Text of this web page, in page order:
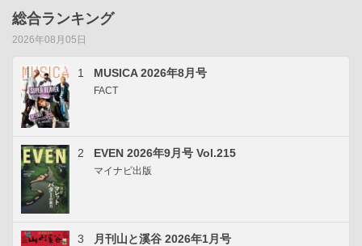
総合ランキング
2026年08月05日
1 MUSICA 2026年8月号
FACT
2 EVEN 2026年9月号 Vol.215
マイナビ出版
3 月刊山と溪谷 2026年1月号